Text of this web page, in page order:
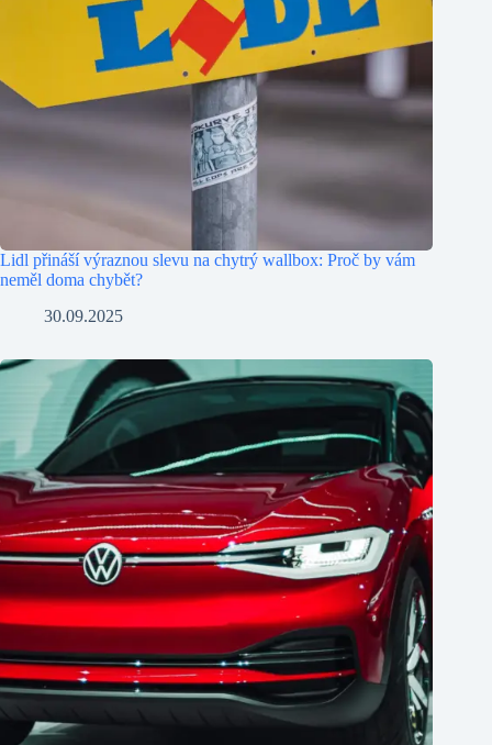
Lidl přináší výraznou slevu na chytrý wallbox: Proč by vám
neměl doma chybět?
30.09.2025